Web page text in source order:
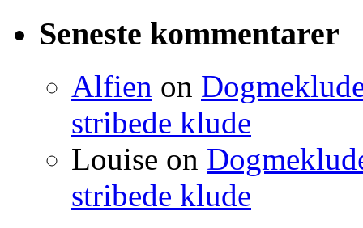
Seneste kommentarer
Alfien on
stribede klude
Louise on
stribede klude